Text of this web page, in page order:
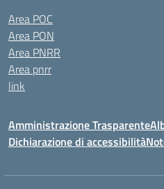
Area POC
Area PON
Area PNRR
Area pnrr
link
Amministrazione Trasparente
Dichiarazione di accessibilità